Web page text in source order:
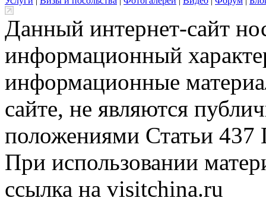
Данный интернет-сайт
информационный
информационные
сайте, не являются
положениями Статьи 437
При использовании
ссылка на visitchina.ru